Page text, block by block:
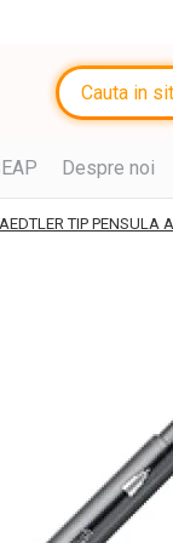
Despre noi
TIP PENSULA